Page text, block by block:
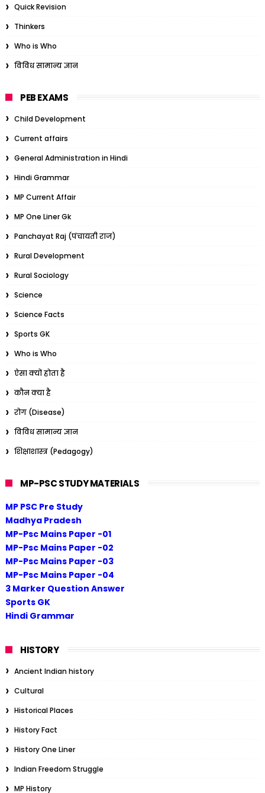
Quick Revision
Thinkers
Who is Who
विविध सामान्य ज्ञान
PEB EXAMS
Child Development
Current affairs
General Administration in Hindi
Hindi Grammar
MP Current Affair
MP One Liner Gk
Panchayat Raj (पंचायती राज)
Rural Development
Rural Sociology
Science
Science Facts
Sports GK
Who is Who
ऐसा क्यों होता है
कौन क्या है
रोग (Disease)
विविध सामान्य ज्ञान
शिक्षाशास्त्र (Pedagogy)
MP-PSC STUDY MATERIALS
MP PSC Pre Study
Madhya Pradesh
MP-Psc Mains Paper -01
MP-Psc Mains Paper -02
MP-Psc Mains Paper -03
MP-Psc Mains Paper -04
3 Marker Question Answer
Sports GK
Hindi Grammar
HISTORY
Ancient Indian history
Cultural
Historical Places
History Fact
History One Liner
Indian Freedom Struggle
MP History